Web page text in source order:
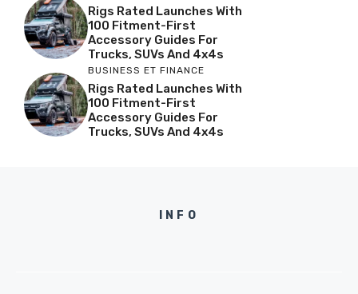
Rigs Rated Launches With
100 Fitment-First
Accessory Guides For
Trucks, SUVs And 4x4s
BUSINESS ET FINANCE
Rigs Rated Launches With
100 Fitment-First
Accessory Guides For
Trucks, SUVs And 4x4s
INFO